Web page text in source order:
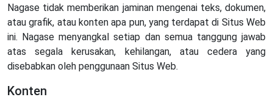
Nagase tidak memberikan jaminan mengenai teks, dokumen,
atau grafik, atau konten apa pun, yang terdapat di Situs Web
ini. Nagase menyangkal setiap dan semua tanggung jawab
atas segala kerusakan, kehilangan, atau cedera yang
disebabkan oleh penggunaan Situs Web.
Konten